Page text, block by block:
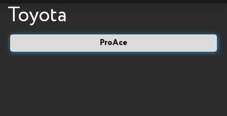
Toyota
ProAce